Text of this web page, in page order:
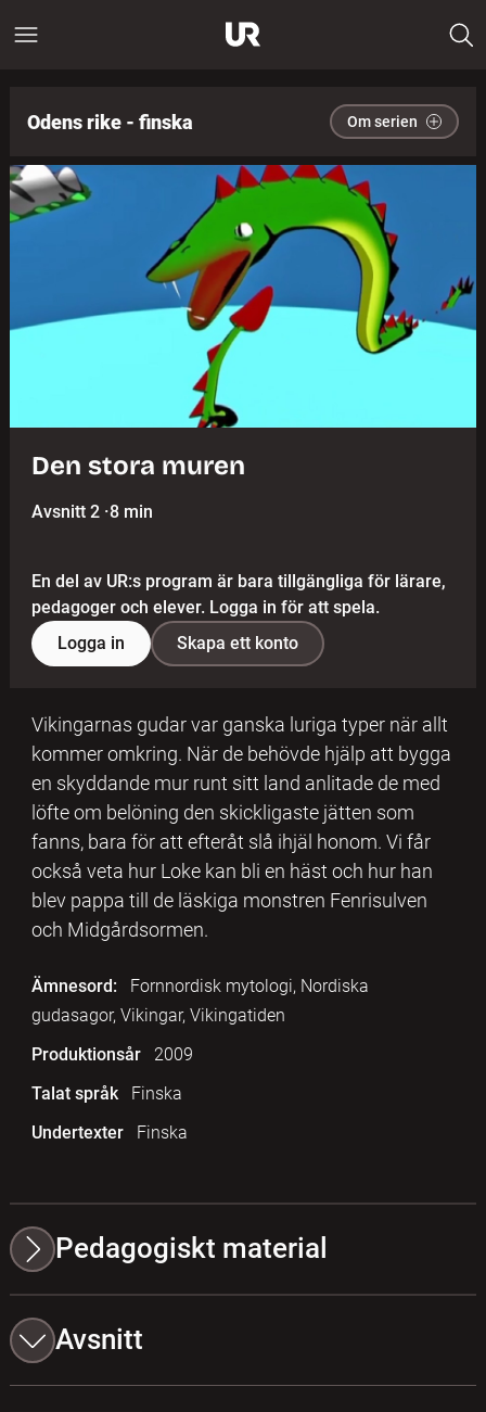
Odens rike - finska Om serien
Den stora muren
Avsnitt 2 ·8 min
En del av UR:s program är bara tillgängliga för lärare,
pedagoger och elever. Logga in för att spela.
Logga in
Skapa ett konto
Vikingarnas gudar var ganska luriga typer när allt
kommer omkring. När de behövde hjälp att bygga
en skyddande mur runt sitt land anlitade de med
löfte om belöning den skickligaste jätten som
fanns, bara för att efteråt slå ihjäl honom. Vi får
också veta hur Loke kan bli en häst och hur han
blev pappa till de läskiga monstren Fenrisulven
och Midgårdsormen.
Ämnesord:
Fornnordisk mytologi, Nordiska
gudasagor, Vikingar, Vikingatiden
Produktionsår
2009
Talat språk
Finska
Undertexter
Finska
Pedagogiskt material
Avsnitt